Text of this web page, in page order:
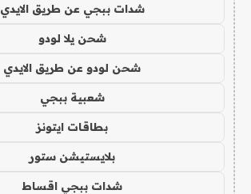
شدات ببجي عن طريق الايدي
شحن يلا لودو
شحن لودو عن طريق الايدي
شعبية ببجي
بطاقات ايتونز
بلايستيشن ستور
شدات ببجي اقساط